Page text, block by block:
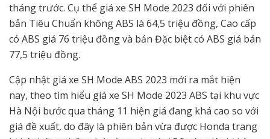
tháng trước. Cụ thể giá xe SH Mode 2023 đối với phiên
bản Tiêu Chuẩn không ABS là 64,5 triệu đồng, Cao cấp
có ABS giá 76 triệu đồng và bản Đặc biệt có ABS giá bán
77,5 triệu đồng.
Cập nhật giá xe SH Mode ABS 2023 mới ra mắt hiện
nay, theo tìm hiểu giá xe SH Mode 2023 ABS tại khu vực
Hà Nội bước qua tháng 11 hiện giá đang khá cao so với
giá đề xuất, do đây là phiên bản vừa được Honda trang